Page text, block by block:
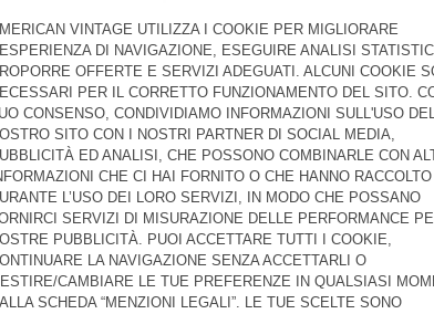
€ 145 -50% € 72,50
20 YEARS
€ 185
-30% € 129,50
PANTALONI UOMO TYSCO
€ 175 -50% € 87,50
T-SHIRT UOMO GIXY
€ 70 -30% € 49
GIACCA UOMO GREZBAY
€ 185
-50% € 92,50
FELPA UOMO ATUBAY
€ 115
-50% € 57,50
FELPA UOMO CAWBAY
€ 125 -50% € 62,50
T-SHIRT UOMO GIXY
€ 70 -30% € 49